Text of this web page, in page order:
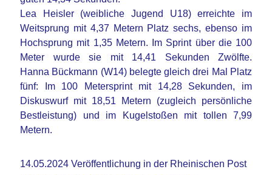
Lea Heisler (weibliche Jugend U18) erreichte im
Weitsprung mit 4,37 Metern Platz sechs, ebenso im
Hochsprung mit 1,35 Metern. Im Sprint über die 100
Meter wurde sie mit 14,41 Sekunden Zwölfte.
Hanna Bückmann (W14) belegte gleich drei Mal Platz
fünf: Im 100 Metersprint mit 14,28 Sekunden, im
Diskuswurf mit 18,51 Metern (zugleich persönliche
Bestleistung) und im Kugelstoßen mit tollen 7,99
Metern.
14.05.2024 Veröffentlichung in der Rheinischen Post